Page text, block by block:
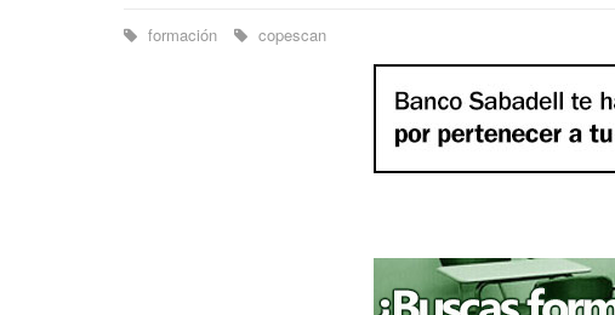
formación copescan